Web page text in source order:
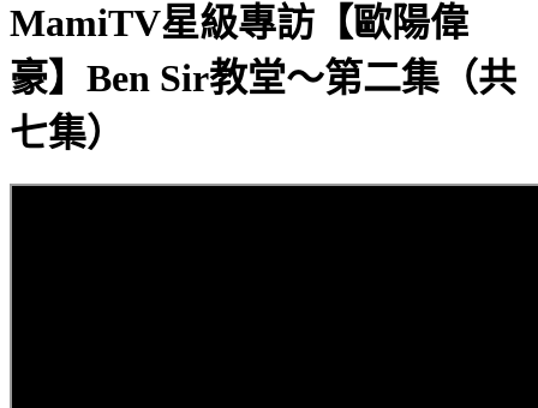
MamiTV星級專訪【歐陽偉
豪】Ben Sir教堂～第二集（共
七集）